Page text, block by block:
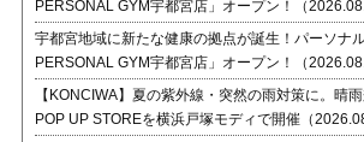
PERSONAL GYM宇都宮店」オープン！（
宇都宮地域に新たな健康の拠点が誕生！パーソナ
PERSONAL GYM宇都宮店」オープン！（
【KONCIWA】夏の紫外線・突然の雨対策に。晴
POP UP STOREを横浜戸塚モディで開催（